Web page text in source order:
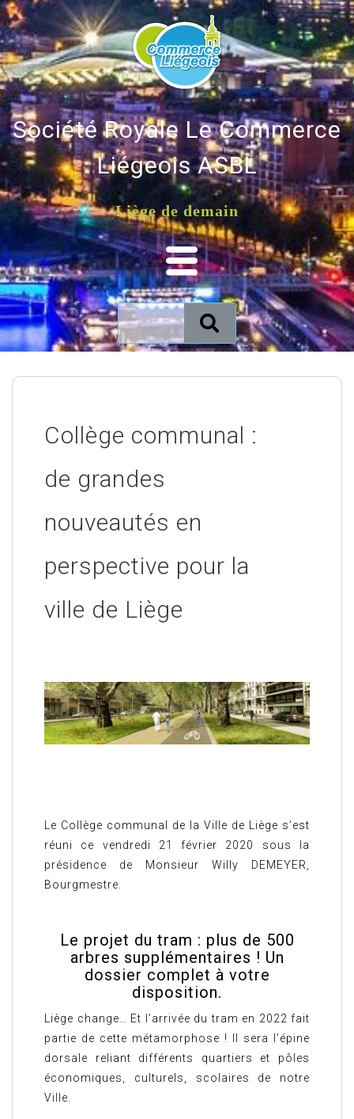
Société Royale Le Commerce
Liégeois ASBL
Liège de demain
Collège communal :
de grandes
nouveautés en
perspective pour la
ville de Liège
Le Collège communal de la Ville de Liège s’est
réuni ce vendredi 21 février 2020 sous la
présidence de Monsieur Willy DEMEYER,
Bourgmestre.
Le projet du tram : plus de 500
arbres supplémentaires ! Un
dossier complet à votre
disposition.
Liège change… Et l’arrivée du tram en 2022 fait
partie de cette métamorphose ! Il sera l’épine
dorsale reliant différents quartiers et pôles
économiques, culturels, scolaires de notre
Ville.